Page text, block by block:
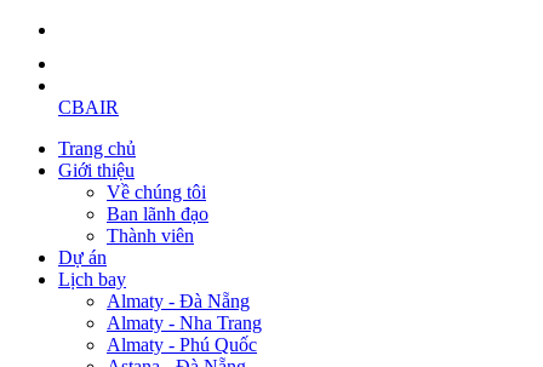
CBAIR
Trang chủ
Giới thiệu
Về chúng tôi
Ban lãnh đạo
Thành viên
Dự án
Lịch bay
Almaty - Đà Nẵng
Almaty - Nha Trang
Almaty - Phú Quốc